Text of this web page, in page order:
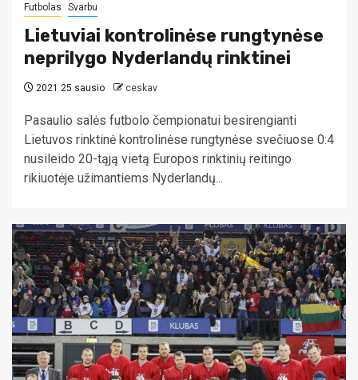
Futbolas Svarbu
Lietuviai kontrolinėse rungtynėse
neprilygo Nyderlandų rinktinei
2021 25 sausio ceskav
Pasaulio salės futbolo čempionatui besirengianti
Lietuvos rinktinė kontrolinėse rungtynėse svečiuose 0:4
nusileido 20-tąją vietą Europos rinktinių reitingo
rikiuotėje užimantiems Nyderlandų...